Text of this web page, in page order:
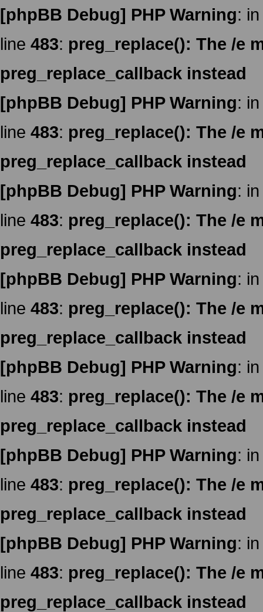
[phpBB Debug] PHP Warning:
line 483: preg_replace(): The /e
preg_replace_callback instead
[phpBB Debug] PHP Warning:
line 483: preg_replace(): The /e
preg_replace_callback instead
[phpBB Debug] PHP Warning:
line 483: preg_replace(): The /e
preg_replace_callback instead
[phpBB Debug] PHP Warning:
line 483: preg_replace(): The /e
preg_replace_callback instead
[phpBB Debug] PHP Warning:
line 483: preg_replace(): The /e
preg_replace_callback instead
[phpBB Debug] PHP Warning:
line 483: preg_replace(): The /e
preg_replace_callback instead
[phpBB Debug] PHP Warning:
line 483: preg_replace(): The /e
preg_replace_callback instead